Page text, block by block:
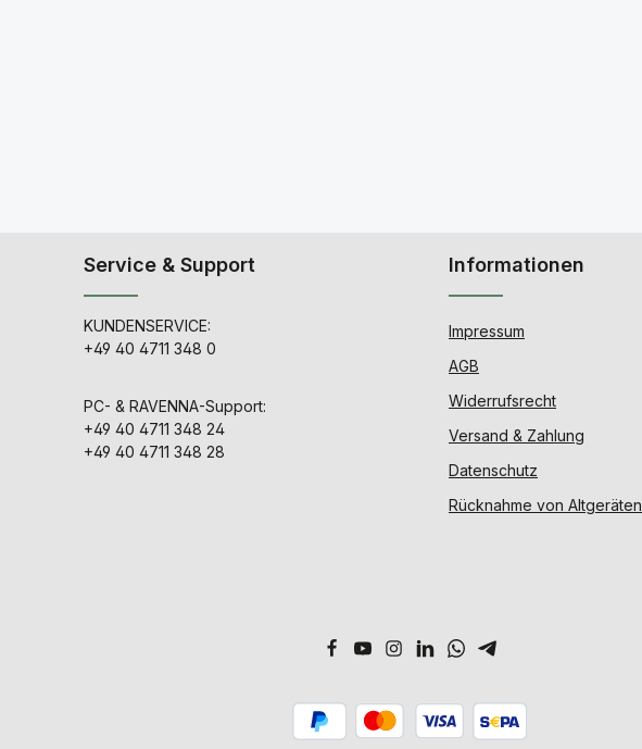
Service & Support
KUNDENSERVICE:
+49 40 4711 348 0
PC- & RAVENNA-Support:
+49 40 4711 348 24
+49 40 4711 348 28
Informationen
Impressum
AGB
Widerrufsrecht
Versand & Zahlung
Datenschutz
Rücknahme von Altgeräten